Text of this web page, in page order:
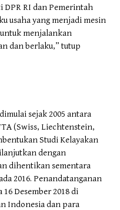
DPR RI dan Pemerintah
usaha yang menjadi mesin
menjalankan
dan berlaku,” tutup
sejak 2005 antara
(Swiss, Liechtenstein,
Studi Kelayakan
dengan
dihentikan sementara
2016. Penandatanganan
Desember 2018 di
Indonesia dan para